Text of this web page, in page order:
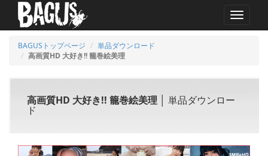
MENU
BAGUSトップページ
単品ダウンロード
高画質HD 大好き!! 籠巻絵美理
高画質HD 大好き!! 籠巻絵美理 │ 単品ダウンロー
ド